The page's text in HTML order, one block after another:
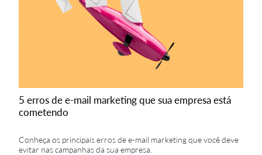
5 erros de e-mail marketing que sua empresa está
cometendo
Conheça os principais erros de e-mail marketing que você deve
evitar nas campanhas da sua empresa.